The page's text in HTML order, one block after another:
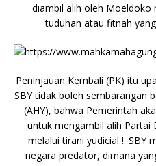
diambil alih oleh Moeldoko
tuduhan atau fitnah
Peninjauan Kembali (PK) itu
SBY tidak boleh sembarangan
(AHY), bahwa Pemerintah
untuk mengambil alih Partai
melalui tirani yudicial !. SBY
negara predator, dimana